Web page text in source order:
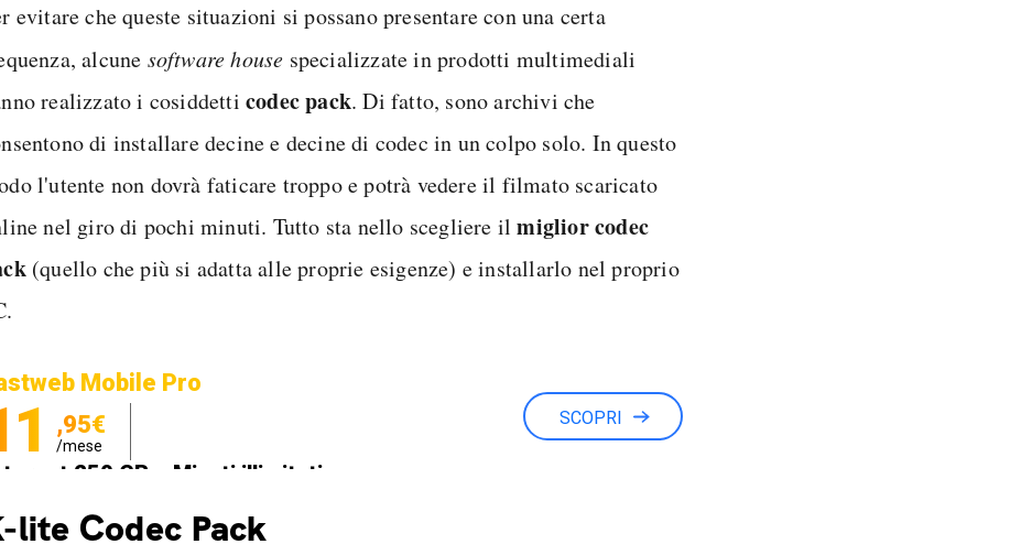
evitare che queste situazioni si possano presentare con una certa
alcune software house specializzate in prodotti multimediali
realizzato i cosiddetti codec pack. Di fatto, sono archivi che
di installare decine e decine di codec in un colpo solo. In questo
l'utente non dovrà faticare troppo e potrà vedere il filmato scaricato
nel giro di pochi minuti. Tutto sta nello scegliere ilmiglior codec
(quello che più si adatta alle proprie esigenze) e installarlo nel proprio
Mobile Pro
,95€
/mese
250 GB e Minuti illimitati
SCOPRI
lite Codec Pack